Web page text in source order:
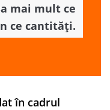
mai mult ce
ce cantități.
în cadrul